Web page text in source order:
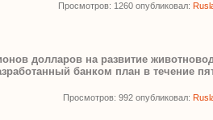
Просмотров: 1260 опубликовал:
долларов на развитие
банком план в течение
Просмотров: 992 опубликовал: